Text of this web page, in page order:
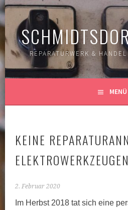
Springe
zum
Inhalt
REPARATURWERK &
MENÜ
KEINE
2. Februar 2020
Im Herbst 2018 tat sich eine